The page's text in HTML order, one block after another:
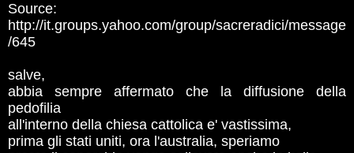
Source:
http://it.groups.yahoo.com/group/sacreradici/message
/645
salve,
abbia sempre affermato che la diffusione della
pedofilia
all'interno della chiesa cattolica e' vastissima,
prima gli stati uniti, ora l'australia, speriamo